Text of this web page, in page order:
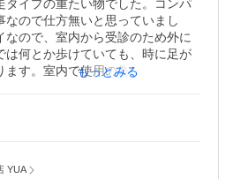
タイプの重たい物でした。コンパ
なので仕方無いと思っていまし
なので、室内から受診のため外に
は何とか歩けていても、時に足が
す。室内で使用の為、タイヤを
、一回り小さめで、使用しない時
、室内使用でのストレスが解消さ
座面背部のクッションがあり、
子より安く言う事ありませんでし
もっとみる
YUA